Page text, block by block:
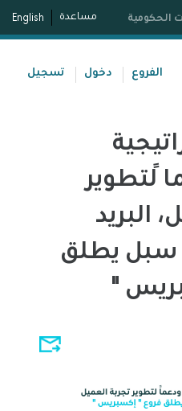
الحكومية مساعدة English
الفروع دخول تسجيل
لتطوير
البريد
يطلق
"